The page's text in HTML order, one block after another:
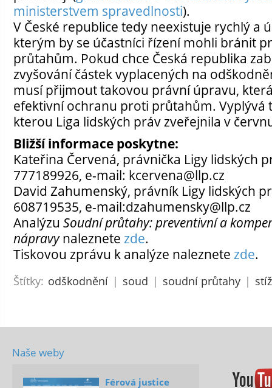
ministerstvem spravedlnosti).
V České republice tedy neexistuje rychlý a
kterým by se účastníci řízení mohli bránit
průtahům. Pokud chce Česká republika
zvyšování částek vyplacených na
musí přijmout takovou právní úpravu,
efektivní ochranu proti průtahům. Vyplývá
kterou Liga lidských práv zveřejnila v
Bližší informace poskytne:
Kateřina Červená, právnička Ligy lidských
777189926, e-mail: kcervena@llp.cz
David Zahumenský, právník Ligy lidských
608719535, e-mail:dzahumensky@llp.cz
Analýzu Soudní průtahy: preventivní a
nápravynaleznete zde.
Tiskovou zprávu k analýze naleznete zde.
Štítky: odškodnění | soud | soudní průtahy |
Naše weby
Férová justice